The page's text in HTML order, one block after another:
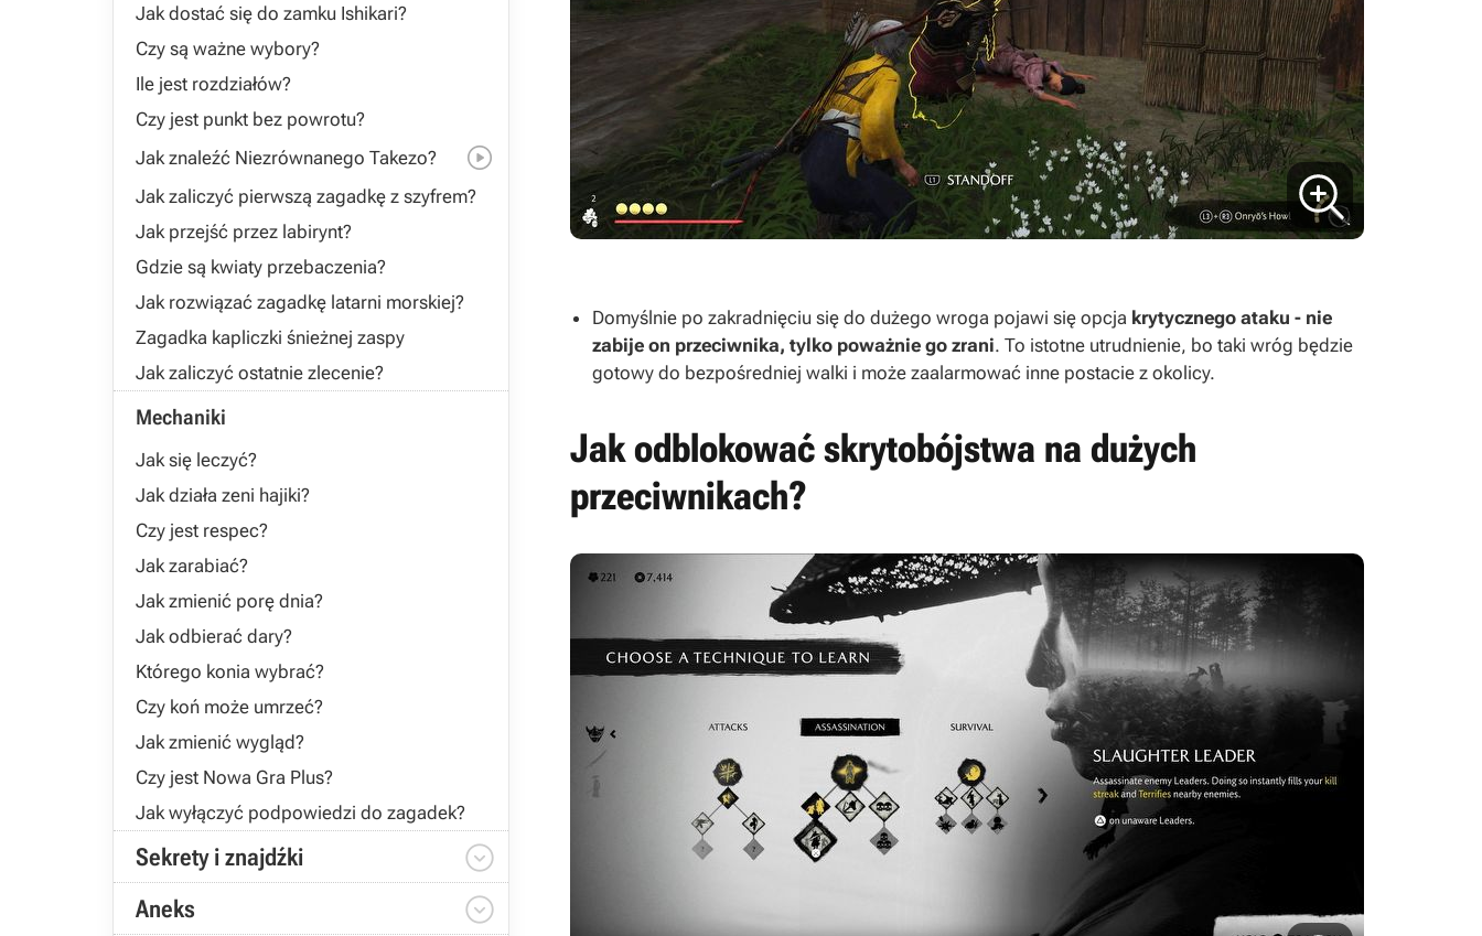
Jak dostać się do zamku Ishikari?
Czy są ważne wybory?
Ile jest rozdziałów?
Czy jest punkt bez powrotu?
Jak znaleźć Niezrównanego Takezo?

Jak zaliczyć pierwszą zagadkę z szyfrem?
Jak przejść przez labirynt?
Gdzie są kwiaty przebaczenia?
Jak rozwiązać zagadkę latarni morskiej?
Zagadka kapliczki śnieżnej zaspy
Jak zaliczyć ostatnie zlecenie?
Mechaniki
Jak się leczyć?
Jak działa zeni hajiki?
Czy jest respec?
Jak zarabiać?
Jak zmienić porę dnia?
Jak odbierać dary?
Którego konia wybrać?
Czy koń może umrzeć?
Jak zmienić wygląd?
Czy jest Nowa Gra Plus?
Jak wyłączyć podpowiedzi do zagadek?
Sekrety i znajdźki 
Aneks 
Domyślnie po zakradnięciu się do dużego wroga pojawi się opcja krytycznego ataku - nie
zabije on przeciwnika, tylko poważnie go zrani. To istotne utrudnienie, bo taki wróg będzie
gotowy do bezpośredniej walki i może zaalarmować inne postacie z okolicy.
Jak odblokować skrytobójstwa na dużych
przeciwnikach?